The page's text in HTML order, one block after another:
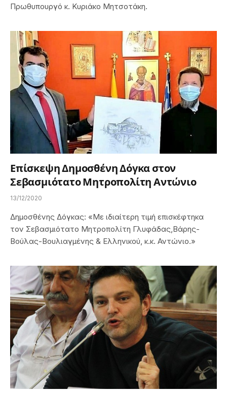
Πρωθυπουργό κ. Κυριάκο Μητσοτάκη.
Επίσκεψη Δημοσθένη Δόγκα στον
Σεβασμιότατο Μητροπολίτη Αντώνιο
13/12/2020
Δημοσθένης Δόγκας: «Με ιδιαίτερη τιμή επισκέφτηκα
τον Σεβασμιότατο Μητροπολίτη Γλυφάδας,Βάρης-
Βούλας-Βουλιαγμένης & Ελληνικού, κ.κ. Αντώνιο.»